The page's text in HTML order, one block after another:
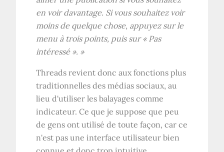
en voir davantage. Si vous souhaitez voir
moins de quelque chose, appuyez sur le
menu à trois points, puis sur « Pas
intéressé ». »
Threads revient donc aux fonctions plus
traditionnelles des médias sociaux, au
lieu d'utiliser les balayages comme
indicateur. Ce que je suppose que peu
de gens ont utilisé de toute façon, car ce
n'est pas une interface utilisateur bien